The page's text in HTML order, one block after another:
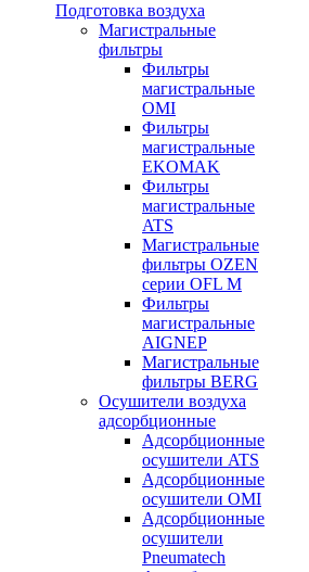
Подготовка воздуха
Магистральные
фильтры
Фильтры
магистральные
OMI
Фильтры
магистральные
EKOMAK
Фильтры
магистральные
ATS
Магистральные
фильтры OZEN
серии OFL M
Фильтры
магистральные
AIGNEP
Магистральные
фильтры BERG
Осушители воздуха
адсорбционные
Адсорбционные
осушители ATS
Адсорбционные
осушители OMI
Адсорбционные
осушители
Pneumatech